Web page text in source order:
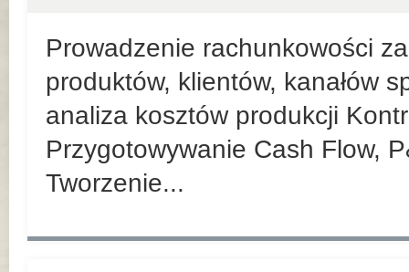
Prowadzenie rachunkowości
produktów, klientów, kanałów
analiza kosztów produkcji
Przygotowywanie Cash Flow,
Tworzenie...